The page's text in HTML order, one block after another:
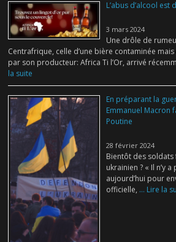
L’abus d’alcool
3 mars 2024
Une drôle de
Centrafrique, celle d’une bière contaminée
par son producteur: Africa Ti l’Or, arrivé
la suite
En préparant la
Emmanuel Macron
Poutine
28 février 2024
Bientôt des
ukrainien ? « Il n’y
aujourd’hui pour
officielle, ... Lire la